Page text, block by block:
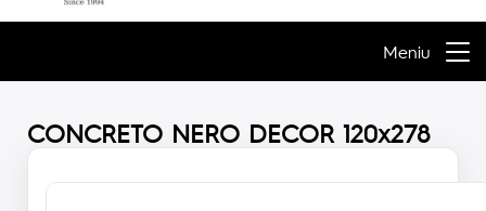
Meniu
CONCRETO NERO DECOR 120x278